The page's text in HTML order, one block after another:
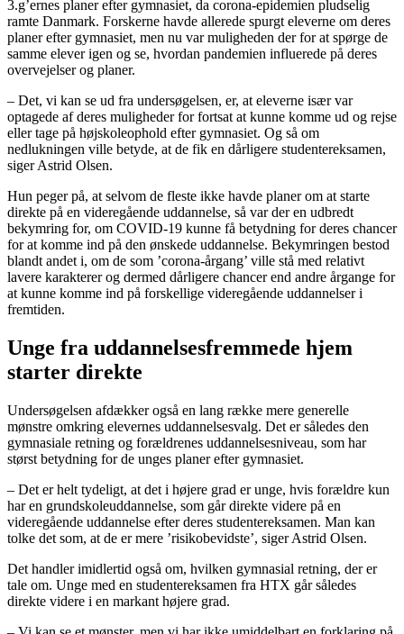
3.g’ernes planer efter gymnasiet, da corona-epidemien pludselig
ramte Danmark. Forskerne havde allerede spurgt eleverne om deres
planer efter gymnasiet, men nu var muligheden der for at spørge de
samme elever igen og se, hvordan pandemien influerede på deres
overvejelser og planer.
– Det, vi kan se ud fra undersøgelsen, er, at eleverne især var
optagede af deres muligheder for fortsat at kunne komme ud og rejse
eller tage på højskoleophold efter gymnasiet. Og så om
nedlukningen ville betyde, at de fik en dårligere studentereksamen,
siger Astrid Olsen.
Hun peger på, at selvom de fleste ikke havde planer om at starte
direkte på en videregående uddannelse, så var der en udbredt
bekymring for, om COVID-19 kunne få betydning for deres chancer
for at komme ind på den ønskede uddannelse. Bekymringen bestod
blandt andet i, om de som ’corona-årgang’ ville stå med relativt
lavere karakterer og dermed dårligere chancer end andre årgange for
at kunne komme ind på forskellige videregående uddannelser i
fremtiden.
Unge fra uddannelsesfremmede hjem
starter direkte
Undersøgelsen afdækker også en lang række mere generelle
mønstre omkring elevernes uddannelsesvalg. Det er således den
gymnasiale retning og forældrenes uddannelsesniveau, som har
størst betydning for de unges planer efter gymnasiet.
– Det er helt tydeligt, at det i højere grad er unge, hvis forældre kun
har en grundskoleuddannelse, som går direkte videre på en
videregående uddannelse efter deres studentereksamen. Man kan
tolke det som, at de er mere ’risikobevidste’, siger Astrid Olsen.
Det handler imidlertid også om, hvilken gymnasial retning, der er
tale om. Unge med en studentereksamen fra HTX går således
direkte videre i en markant højere grad.